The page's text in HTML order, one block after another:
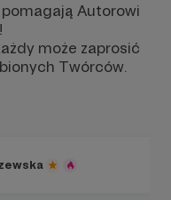
Autorowi
może zaprosić
Twórców.